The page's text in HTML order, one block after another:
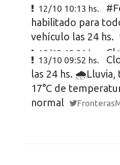
12/10 10:13 hs.
habilitado para
vehículo las 24 hs.
19/12 12:31 hs.
por
Seguiremos
FronterasMinSeg
13/10 09:52 hs.
las 24 hs. 🌧️Lluvia,
17°C de
normal